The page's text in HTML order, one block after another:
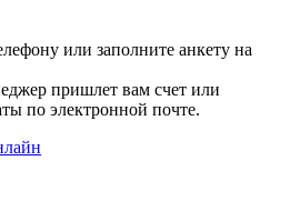
или заполните анкету на
пришлет вам счет или
по электронной почте.